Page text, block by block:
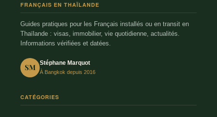
FRANÇAIS EN THAÏLANDE
Guides pratiques pour les Français installés ou en transit en
Thaïlande : visas, immobilier, vie quotidienne, actualités.
Informations vérifiées et datées.
SM Stéphane Marquot
À Bangkok depuis 2016
CATÉGORIES